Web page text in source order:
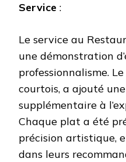
Service :
Le service au
une démonstration
professionnalisme.
courtois, a ajouté
supplémentaire à
Chaque plat a été
précision artistique,
dans leurs